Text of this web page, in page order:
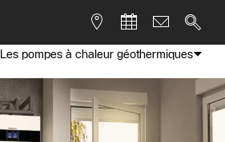
Les pompes à chaleur géothermiques